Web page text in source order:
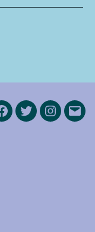
Facebook
Twitter